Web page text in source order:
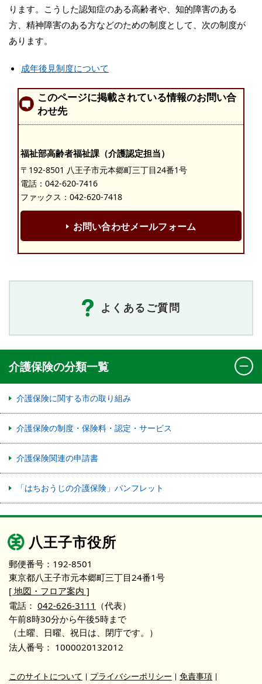
ります。こうした認知症のある高齢者や、知的障害のある
方、精神障害のある方などのための制度として、次の制度が
あります。
成年後見制度について
このページに掲載されている情報のお問い合
わせ先
福祉部高齢者福祉課（介護認定担当）
〒192-8501 八王子市元本郷町三丁目24番1号
電話： 042-620-7416
ファックス：042-620-7418
お問い合わせメールフォーム
よくあるご質問
介護保険の分類一覧
介護保険に関する市の取り組み
介護保険の制度・保険料・認定・サービス
介護保険関連の申請書
「はちおうじの介護保険」パンフレット
八王子市役所
郵便番号：192-8501
東京都八王子市元本郷町三丁目24番1号
[ 地図・フロア案内 ]
電話： 042-626-3111 （代表）
午前8時30分から午後5時まで
（土曜、日曜、祝日は、閉庁です。）
法人番号： 1000020132012
このサイトについて プライバシーポリシー 免責事項